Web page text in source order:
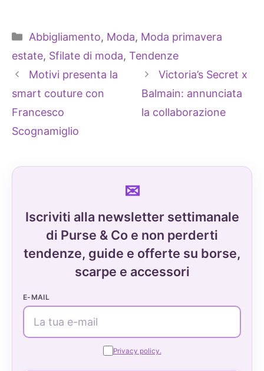
Categorie
Abbigliamento, Moda, Moda primavera
estate, Sfilate di moda, Tendenze
Motivi presenta la
smart couture con
Francesco
Scognamiglio
Victoria’s Secret x
Balmain: annunciata
la collaborazione
Iscriviti alla newsletter settimanale
di Purse & Co e non perderti
tendenze, guide e offerte su borse,
scarpe e accessori
E-MAIL
Privacy policy.